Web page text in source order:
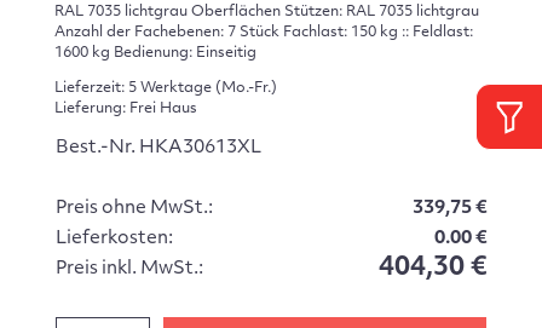
RAL 7035 lichtgrau Oberflächen Stützen: RAL 7035 lichtgrau
Anzahl der Fachebenen: 7 Stück Fachlast: 150 kg :: Feldlast:
1600 kg Bedienung: Einseitig
Lieferzeit: 5 Werktage (Mo.-Fr.)
Lieferung: Frei Haus
Best.-Nr. HKA30613XL
Preis ohne MwSt.:
339,75 €
Lieferkosten:
0.00 €
Preis inkl. MwSt.:
404,30 €